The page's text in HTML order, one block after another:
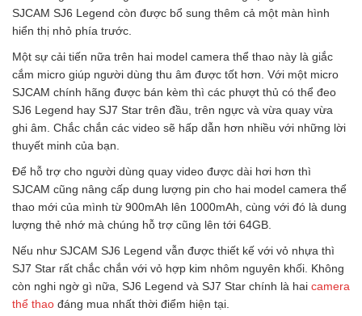
SJCAM SJ6 Legend còn được bổ sung thêm cả một màn hình
hiển thị nhỏ phía trước.
Một sự cải tiến nữa trên hai model camera thể thao này là giắc
cắm micro giúp người dùng thu âm được tốt hơn. Với một micro
SJCAM chính hãng được bán kèm thì các phượt thủ có thể đeo
SJ6 Legend hay SJ7 Star trên đầu, trên ngực và vừa quay vừa
ghi âm. Chắc chắn các video sẽ hấp dẫn hơn nhiều với những lời
thuyết minh của bạn.
Để hỗ trợ cho người dùng quay video được dài hơi hơn thì
SJCAM cũng nâng cấp dung lượng pin cho hai model camera thể
thao mới của mình từ 900mAh lên 1000mAh, cùng với đó là dung
lượng thẻ nhớ mà chúng hỗ trợ cũng lên tới 64GB.
Nếu như SJCAM SJ6 Legend vẫn được thiết kế với vỏ nhựa thì
SJ7 Star rất chắc chắn với vỏ hợp kim nhôm nguyên khối. Không
còn nghi ngờ gì nữa, SJ6 Legend và SJ7 Star chính là hai camera
thể thao đáng mua nhất thời điểm hiện tại.